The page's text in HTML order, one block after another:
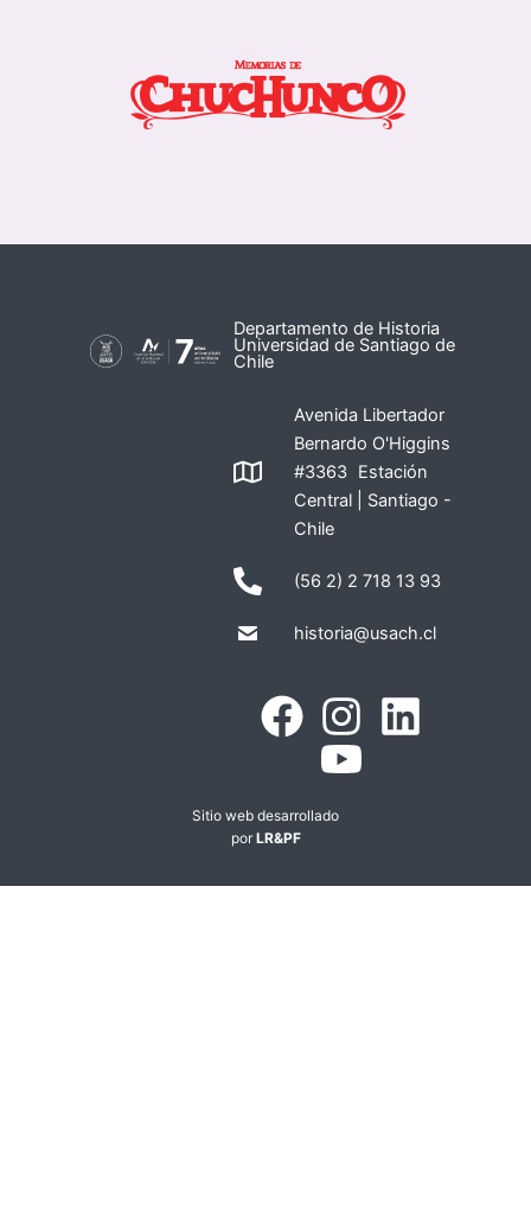
Departamento de Historia
Universidad de Santiago de
Chile
Avenida Libertador
Bernardo O'Higgins
#3363 Estación
Central | Santiago -
Chile
(56 2) 2 718 13 93
historia@usach.cl
Sitio web desarrollado
por LR&PF